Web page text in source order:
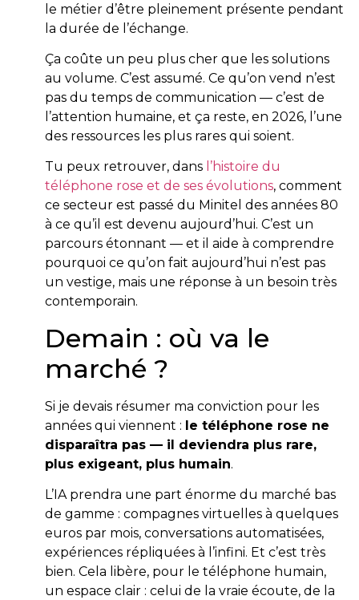
le métier d’être pleinement présente pendant
la durée de l’échange.
Ça coûte un peu plus cher que les solutions
au volume. C’est assumé. Ce qu’on vend n’est
pas du temps de communication — c’est de
l’attention humaine, et ça reste, en 2026, l’une
des ressources les plus rares qui soient.
Tu peux retrouver, dans l’histoire du
téléphone rose et de ses évolutions, comment
ce secteur est passé du Minitel des années 80
à ce qu’il est devenu aujourd’hui. C’est un
parcours étonnant — et il aide à comprendre
pourquoi ce qu’on fait aujourd’hui n’est pas
un vestige, mais une réponse à un besoin très
contemporain.
Demain : où va le
marché ?
Si je devais résumer ma conviction pour les
années qui viennent : le téléphone rose ne
disparaîtra pas — il deviendra plus rare,
plus exigeant, plus humain.
L’IA prendra une part énorme du marché bas
de gamme : compagnes virtuelles à quelques
euros par mois, conversations automatisées,
expériences répliquées à l’infini. Et c’est très
bien. Cela libère, pour le téléphone humain,
un espace clair : celui de la vraie écoute, de la